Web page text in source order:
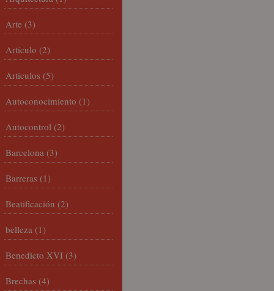
Arte (3)
Artículo (2)
Artículos (5)
Autoconocimiento (1)
Autocontrol (2)
Barcelona (3)
Barreras (1)
Beatificación (2)
belleza (1)
Benedicto XVI (3)
Brechas (4)